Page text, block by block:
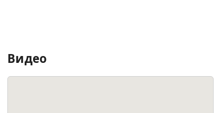
Видео